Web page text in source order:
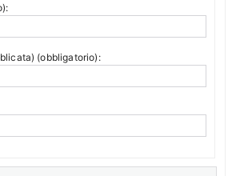
(obbligatorio):